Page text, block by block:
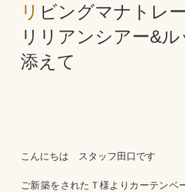
リビングマナトレーディング
リリアンシアー&
添えて
こんにちは スタッフ田口です
ご新築をされたＴ様よりカーテンベ